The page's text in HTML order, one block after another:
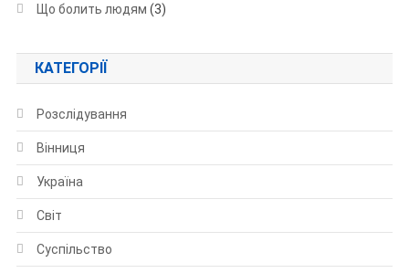
Що болить людям (3)
КАТЕГОРІЇ
Розслідування
Вінниця
Україна
Світ
Суспільство